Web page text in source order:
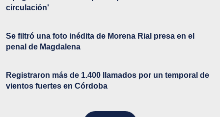
circulación'
Se filtró una foto inédita de Morena Rial presa en el
penal de Magdalena
Registraron más de 1.400 llamados por un temporal de
vientos fuertes en Córdoba